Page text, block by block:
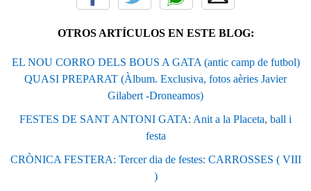
OTROS ARTÍCULOS EN ESTE BLOG:
EL NOU CORRO DELS BOUS A GATA (antic camp de futbol)
QUASI PREPARAT (Àlbum. Exclusiva, fotos aèries Javier
Gilabert -Droneamos)
FESTES DE SANT ANTONI GATA: Anit a la Placeta, ball i
festa
CRÒNICA FESTERA: Tercer dia de festes: CARROSSES ( VIII
)